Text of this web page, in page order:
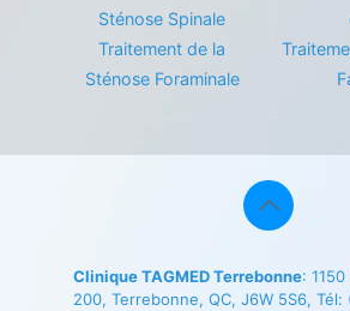
Sténose Spinale
Traitement de la
Sténose Foraminale
Clinique TAGMED Terrebonne:
200, Terrebonne, QC, J6W 5S6, Tél: